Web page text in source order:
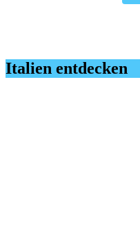
Italien entdecken